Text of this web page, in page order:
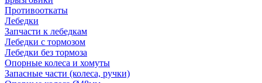
Противооткаты
Лебедки
Запчасти к лебедкам
Лебедки с тормозом
Лебедки без тормоза
Опорные колеса и хомуты
Запасные части (колеса, ручки)